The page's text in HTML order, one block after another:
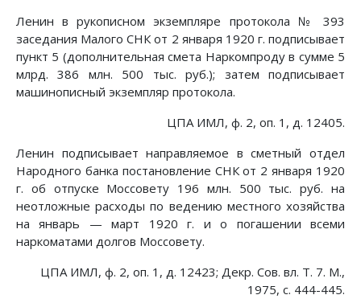
Ленин в рукописном экземпляре протокола № 393
заседания Малого СНК от 2 января 1920 г. подписывает
пункт 5 (дополнительная смета Наркомпроду в сумме 5
млрд. 386 млн. 500 тыс. руб.); затем подписывает
машинописный экземпляр протокола.
ЦПА ИМЛ, ф. 2, оп. 1, д. 12405.
Ленин подписывает направляемое в сметный отдел
Народного банка постановление СНК от 2 января 1920
г. об отпуске Моссовету 196 млн. 500 тыс. руб. на
неотложные расходы по ведению местного хозяйства
на январь — март 1920 г. и о погашении всеми
наркоматами долгов Моссовету.
ЦПА ИМЛ, ф. 2, оп. 1, д. 12423; Декр. Сов. вл. Т. 7. М.,
1975, с. 444-445.